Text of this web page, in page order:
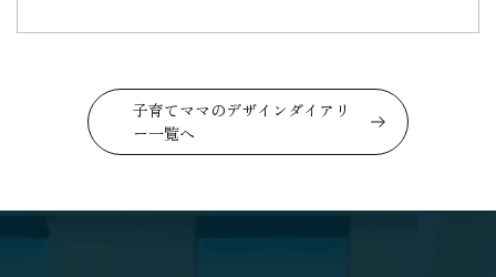
子育てママのデザインダイアリ
ー一覧へ